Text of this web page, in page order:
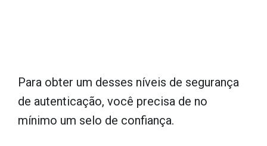
Para obter um desses níveis de segurança
de autenticação, você precisa de no
mínimo um selo de confiança.